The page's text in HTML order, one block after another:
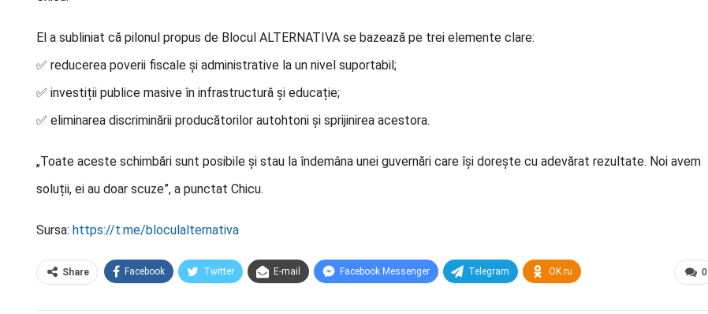
El a subliniat că pilonul propus de Blocul ALTERNATIVA se bazează pe trei elemente clare:
✅ reducerea poverii fiscale și administrative la un nivel suportabil;
✅ investiții publice masive în infrastructură și educație;
✅ eliminarea discriminării producătorilor autohtoni și sprijinirea acestora.
„Toate aceste schimbări sunt posibile și stau la îndemâna unei guvernări care își dorește cu adevărat rezultate. Noi avem
soluții, ei au doar scuze”, a punctat Chicu.
Sursa: https://t.me/bloculalternativa
0
Share Facebook Twitter E-mail Facebook Messenger Telegram OK.ru